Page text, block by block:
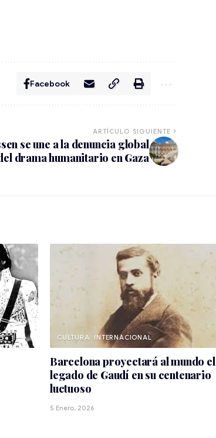
Facebook
ARTÍCULO SIGUIENTE
se une a la denuncia global
drama humanitario en Gaza
CULTURA INTERNACIONAL
Barcelona proyectará al mundo el
legado de Gaudí en su centenario
luctuoso
5 Enero, 2026